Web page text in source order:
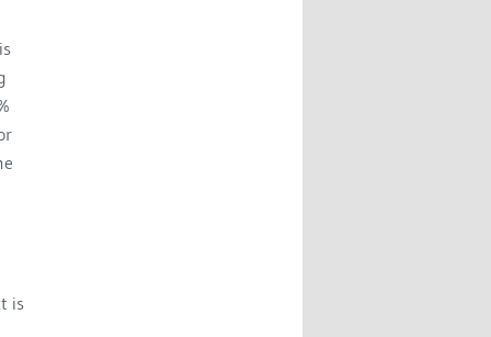
is